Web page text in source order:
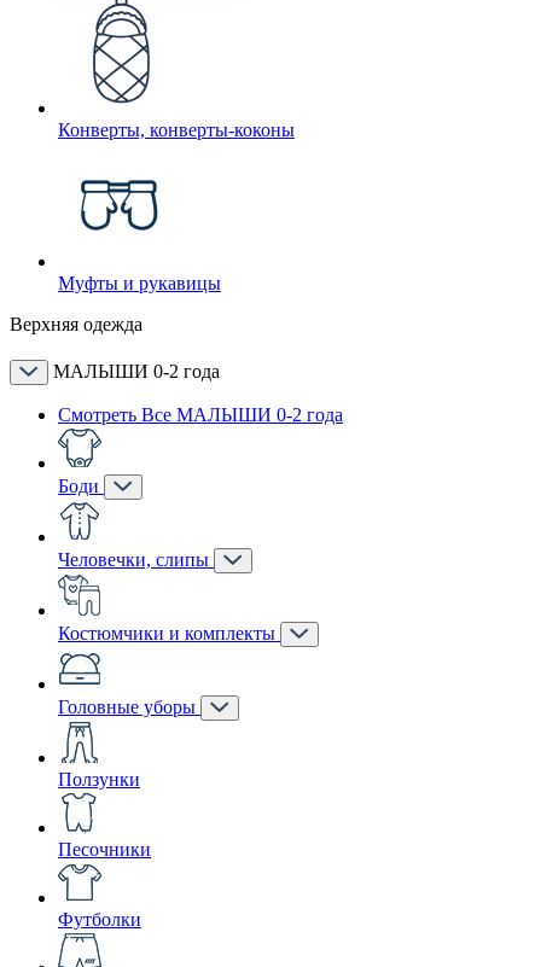
Конверты, конверты-коконы
Муфты и рукавицы
Верхняя одежда
МАЛЫШИ 0-2 года
Смотреть Все МАЛЫШИ 0-2 года
Боди
Человечки, слипы
Костюмчики и комплекты
Головные уборы
Ползунки
Песочники
Футболки